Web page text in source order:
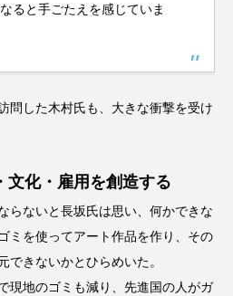
ると手ごたえを感じていま
問した木村氏も、大きな衝撃を受け
文化・雇用を創造する
らないと長坂氏は思い、何かできな
ミを使ってアート作品を作り、その
できないかとひらめいた。
現地のゴミも減り、先進国の人がガ